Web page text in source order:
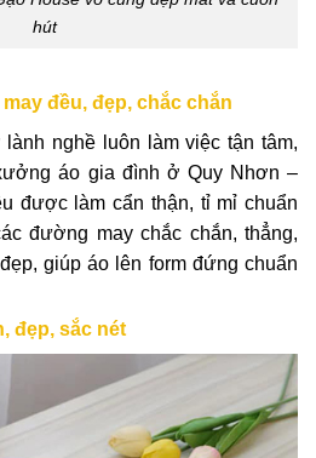
hút
đều, đẹp, chắc chắn
nghề luôn làm việc tận tâm,
áo gia đình ở Quy Nhơn –
được làm cẩn thận, tỉ mỉ chuẩn
đường may chắc chắn, thẳng,
giúp áo lên form đứng chuẩn
đẹp, sắc nét